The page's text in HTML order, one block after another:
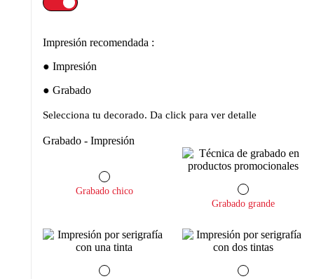
Impresión recomendada :
Impresión
Grabado
Selecciona tu decorado. Da click para ver detalle
Grabado - Impresión
Grabado chico
Grabado grande